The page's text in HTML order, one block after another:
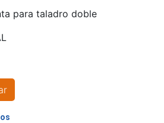
para taladro doble